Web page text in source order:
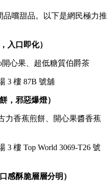
嚐甜品。以下是網民極力推
入口即化）
開心果、超低糖質伯爵茶
3 樓 87B 號舖
，邪惡爆燈）
力香蕉煎餅、開心果醬香蕉
3 樓 Top World 3069-T26 號
感酥脆層層分明）